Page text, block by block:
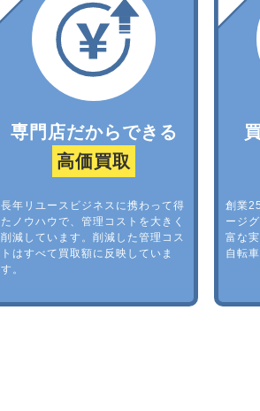
専門店だからできる
高価買取
長年リユースビジネスに携わって得
たノウハウで、管理コストを大きく
削減しています。削減した管理コス
トはすべて買取額に反映していま
す。
創業
ージ
富な
自転